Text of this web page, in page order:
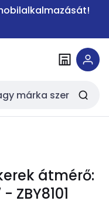
átmérő:
ZBY8101